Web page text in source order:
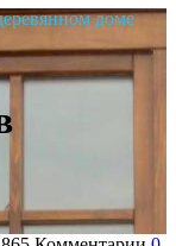
доме